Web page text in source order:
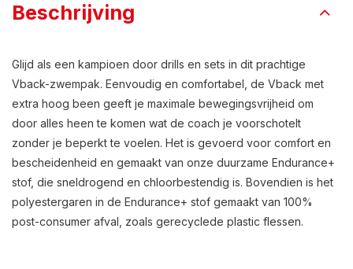
Beschrijving
Glijd als een kampioen door drills en sets in dit prachtige
Vback-zwempak. Eenvoudig en comfortabel, de Vback met
extra hoog been geeft je maximale bewegingsvrijheid om
door alles heen te komen wat de coach je voorschotelt
zonder je beperkt te voelen. Het is gevoerd voor comfort en
bescheidenheid en gemaakt van onze duurzame Endurance+
stof, die sneldrogend en chloorbestendig is. Bovendien is het
polyestergaren in de Endurance+ stof gemaakt van 100%
post-consumer afval, zoals gerecyclede plastic flessen.